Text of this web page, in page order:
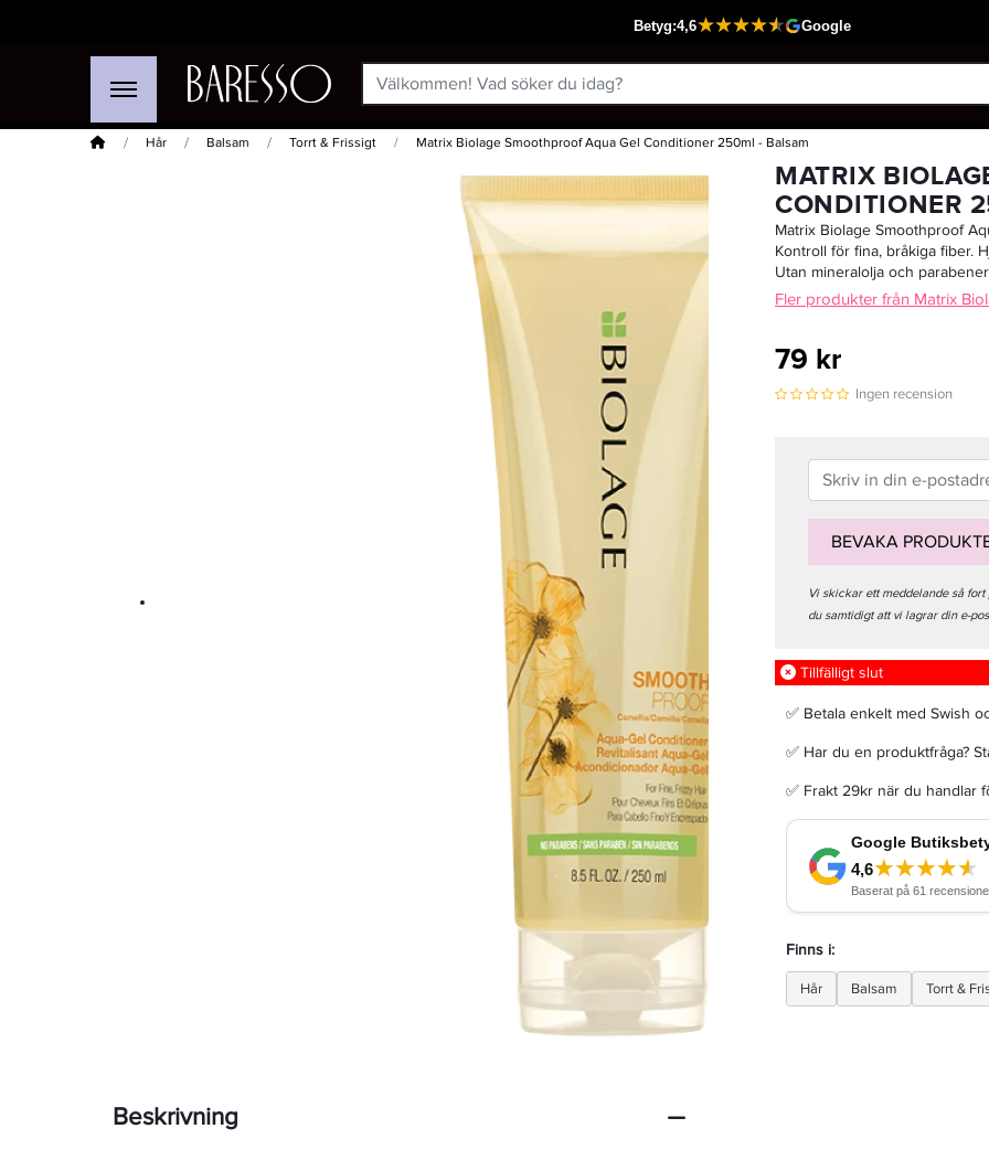
Hem Hår Balsam Torrt & Frissigt Matrix Biolage Smoothproof Aqua Gel Conditioner 250ml - Balsam
Passar din varukorg
Matrix Total Results Mega Sleek Conditioner 300ml - Balsam
179 kr 152,15 kr
LÄGG I VARUKORGEN
Beskrivning
MATRIX
CONDITIONER
Matrix Biolage Smoothproof
Kontroll för fina, bråkiga fiber.
Utan mineralolja och
Fler produkter från Matrix
79 kr
Ingen recension
BEVAKA
Vi skickar ett meddelande så
du samtidigt att vi lagrar din e-
Tillfälligt slut
✅ Betala enkelt med Swish
✅ Har du en produktfråga?
✅ Frakt 29kr när du handlar
Finns i:
Hår Balsam Torrt &